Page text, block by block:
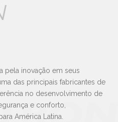
pela inovação em seus
das principais fabricantes de
no desenvolvimento de
e conforto,
América Latina.